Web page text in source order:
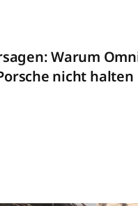
Warum
nicht halten